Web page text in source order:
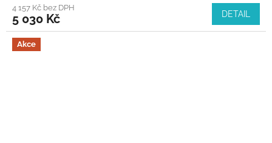
4 157 Kč bez DPH
5 030 Kč DETAIL
Akce